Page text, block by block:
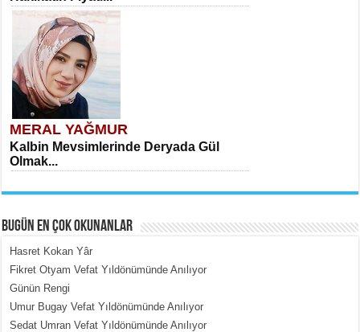
MERAL YAĞMUR
Kalbin Mevsimlerinde Deryada Gül
Olmak...
MEHMET ÇOBAN
İçerdeki Put Dışardaki Maskeler...
BUGÜN EN ÇOK OKUNANLAR
Hasret Kokan Yâr
Fikret Otyam Vefat Yıldönümünde Anılıyor
Günün Rengi
Umur Bugay Vefat Yıldönümünde Anılıyor
Sedat Umran Vefat Yıldönümünde Anılıyor